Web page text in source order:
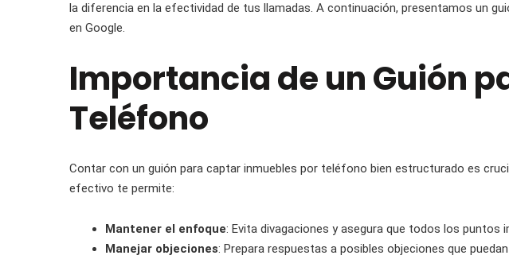
la diferencia en la efectividad de tus llamadas. A continuación, presentamos un
en Google.
Importancia de un Guión
Teléfono
Contar con un guión para captar inmuebles por teléfono bien estructurado es
efectivo te permite:
Mantener el enfoque: Evita divagaciones y asegura que todos los puntos
Manejar objeciones: Prepara respuestas a posibles objeciones que